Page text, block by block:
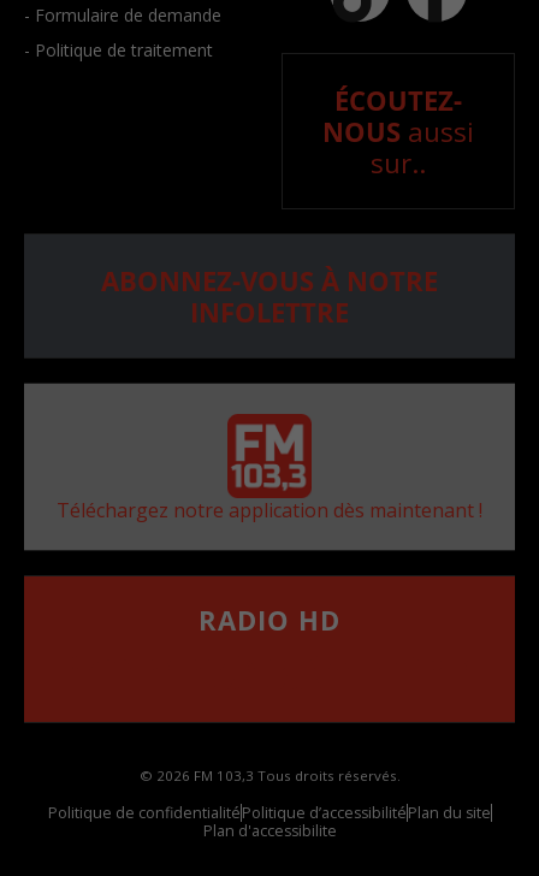
- Formulaire de demande
- Politique de traitement
ÉCOUTEZ-
NOUS aussi
sur..
ABONNEZ-VOUS À NOTRE
INFOLETTRE
Téléchargez notre application dès maintenant !
RADIO HD
© 2026 FM 103,3 Tous droits réservés.
Politique de confidentialitéPolitique d’accessibilitéPlan du site
Plan d'accessibilite